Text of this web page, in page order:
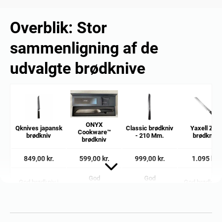
Overblik: Stor
sammenligning af de
udvalgte brødknive
Qknives japansk
brødkniv
ONYX
Cookware™
brødkniv
Classic brødkniv
- 210 Mm.
Yaxell Zen
brødkniv
849,00 kr. 599,00 kr. 999,00 kr. 1.095 kr.
God brødkniv i
God
God
God brødkniv
Knivbladslængd
Knivbladslængd
Knivbladslængd